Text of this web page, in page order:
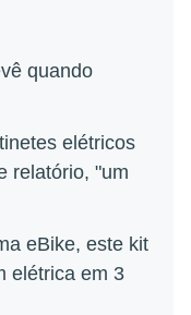
quando
elétricos
relatório, "um
eBike, este kit
elétrica em 3